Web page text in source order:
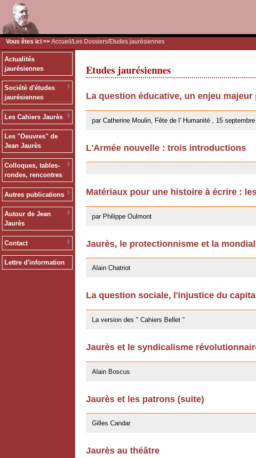
Vous êtes ici >> Accueil /Les Dossiers/Etudes jaurésiennes
Actualités
jaurésiennes
Société d'études
jaurésiennes
Les Cahiers Jaurès
Les "Oeuvres" de
Jean Jaurès
Colloques, tables-
rondes, rencontres
Autres publications
Autour de Jean
Jaurès
Contact
Lettre d'information
Etudes jaurésiennes
La question éducative, un enjeu majeur
par Catherine Moulin, Fête de l' Humanité , 15
L'Armée nouvelle : trois introductions
Matériaux pour une histoire à écrire :
par Philippe Oulmont
Jaurès, le protectionnisme et la
Alain Chatriot
La question sociale, l'injustice du
La version des " Cahiers Bellet "
Jaurès et le syndicalisme
Alain Boscus
Jaurès et les patrons (suite)
Gilles Candar
Jaurès au théâtre